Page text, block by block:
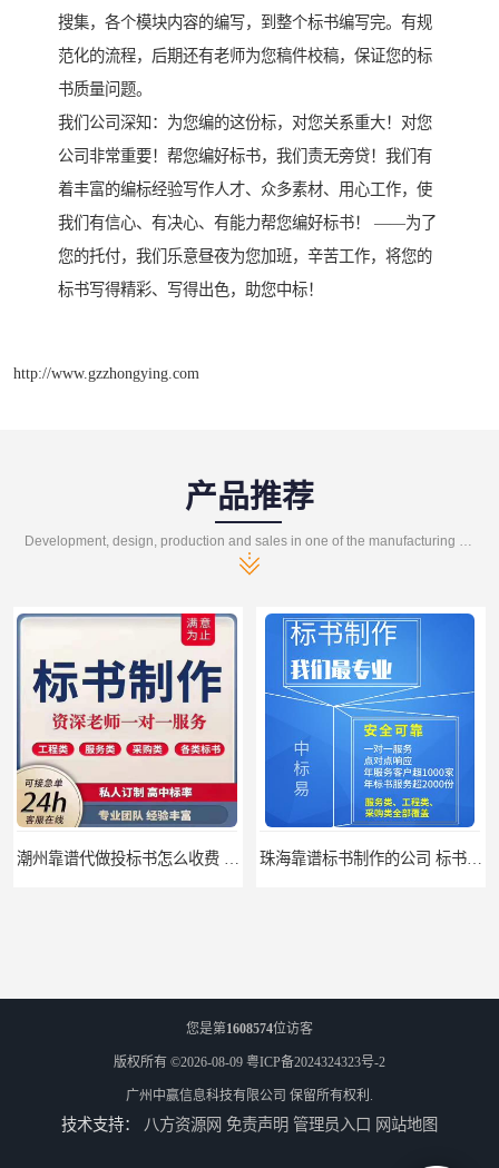
搜集，各个模块内容的编写，到整个标书编写完。有规
范化的流程，后期还有老师为您稿件校稿，保证您的标
书质量问题。
我们公司深知：为您编的这份标，对您关系重大！对您
公司非常重要！帮您编好标书，我们责无旁贷！我们有
着丰富的编标经验写作人才、众多素材、用心工作，使
我们有信心、有决心、有能力帮您编好标书！ ——为了
您的托付，我们乐意昼夜为您加班，辛苦工作，将您的
标书写得精彩、写得出色，助您中标！
http://www.gzzhongying.com
产品推荐
潮州靠谱代做投标书怎么收费 标书怎么做 珠海靠谱标书制作的公司 标书制作课程
您是第1608574位访客
版权所有 ©2026-08-09 粤ICP备2024324323号-2
广州中赢信息科技有限公司 保留所有权利.
技术支持： 八方资源网 免责声明 管理员入口 网站地图